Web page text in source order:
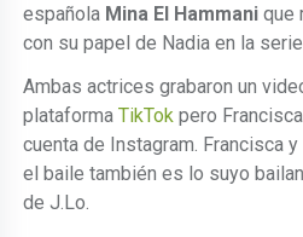
española Mina El Hammani que
con su papel de Nadia en la
Ambas actrices grabaron un
plataformaTikTok pero
cuenta de Instagram. Francisca
el baile también es lo suyo
de J.Lo.